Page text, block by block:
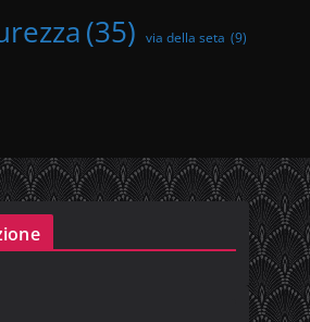
(35) via della seta (9)